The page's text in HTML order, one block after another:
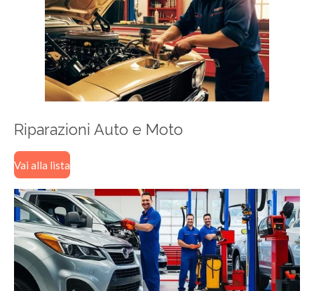
Riparazioni Auto e Moto
Vai alla lista